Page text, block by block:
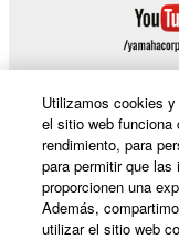
Productos y soluciones
Utilizamos cookies
el sitio web funciona
rendimiento, para
para permitir que
proporcionen una
Además,
utilizar el sitio web